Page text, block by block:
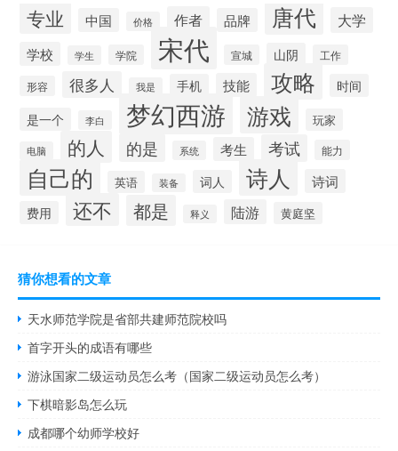
专业 中国 价格 作者 品牌 唐代 大学
学校 学生 学院 宋代 宣城 山阴 工作
形容 很多人 我是 手机 技能 攻略
时间
是一个
李白 梦幻西游 游戏 玩家
电脑 的人 的是 系统 考生 考试 能力
自己的 英语 装备 词人 诗人 诗词
费用 还不 都是 释义 陆游 黄庭坚
猜你想看的文章
天水师范学院是省部共建师范院校吗
首字开头的成语有哪些
游泳国家二级运动员怎么考（国家二级运动员怎么考）
下棋暗影岛怎么玩
成都哪个幼师学校好